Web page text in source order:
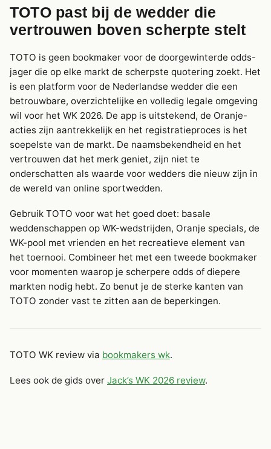
TOTO past bij de wedder die
vertrouwen boven scherpte stelt
TOTO is geen bookmaker voor de doorgewinterde odds-
jager die op elke markt de scherpste quotering zoekt. Het
is een platform voor de Nederlandse wedder die een
betrouwbare, overzichtelijke en volledig legale omgeving
wil voor het WK 2026. De app is uitstekend, de Oranje-
acties zijn aantrekkelijk en het registratieproces is het
soepelste van de markt. De naamsbekendheid en het
vertrouwen dat het merk geniet, zijn niet te
onderschatten als waarde voor wedders die nieuw zijn in
de wereld van online sportwedden.
Gebruik TOTO voor wat het goed doet: basale
weddenschappen op WK-wedstrijden, Oranje specials, de
WK-pool met vrienden en het recreatieve element van
het toernooi. Combineer het met een tweede bookmaker
voor momenten waarop je scherpere odds of diepere
markten nodig hebt. Zo benut je de sterke kanten van
TOTO zonder vast te zitten aan de beperkingen.
TOTO WK review via bookmakers wk.
Lees ook de gids over Jack’s WK 2026 review.